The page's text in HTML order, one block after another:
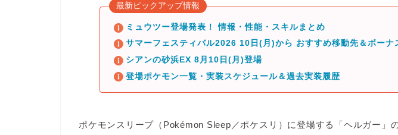
最新ピックアップ情報
ミュウツー登場発表！ 情報・性能・スキルまとめ
サマーフェスティバル2026 10日(月)から おすすめ移動先＆ボーナ
シアンの砂浜EX 8月10日(月)登場
登場ポケモン一覧・実装スケジュール＆過去実装履歴
ポケモンスリープ（Pokémon Sleep／ポケスリ）に登場する「ヘルガー」